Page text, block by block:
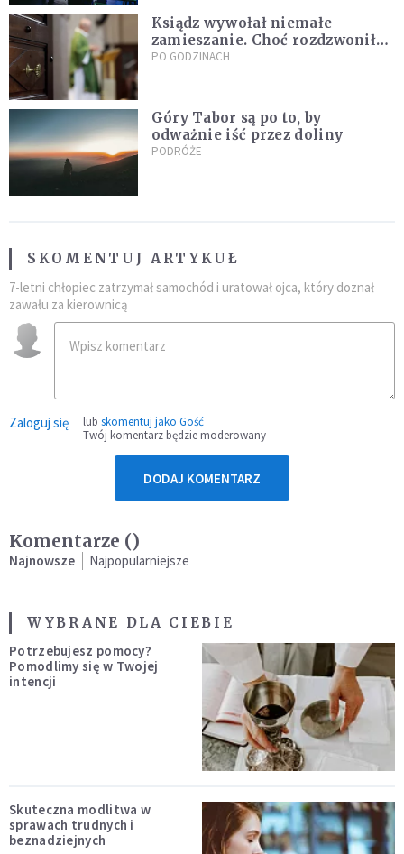
Ksiądz wywołał niemałe
zamieszanie. Choć rozdzwoniły
się telefony z całego kraju,
PO GODZINACH
Góry Tabor są po to, by
odważnie iść przez doliny
PODRÓŻE
SKOMENTUJ ARTYKUŁ
7-letni chłopiec zatrzymał samochód i uratował ojca, który doznał
zawału za kierownicą
Zaloguj się lub skomentuj jako Gość
Twój komentarz będzie moderowany
DODAJ KOMENTARZ
Komentarze ()
Najnowsze Najpopularniejsze
WYBRANE DLA CIEBIE
Potrzebujesz pomocy?
Pomodlimy się w Twojej
intencji
Skuteczna modlitwa w
sprawach trudnych i
beznadziejnych